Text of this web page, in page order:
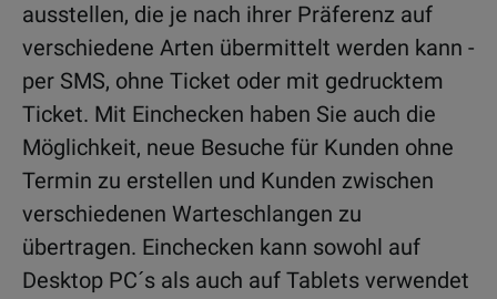
ausstellen, die je nach ihrer Präferenz auf
verschiedene Arten übermittelt werden kann -
per SMS, ohne Ticket oder mit gedrucktem
Ticket. Mit Einchecken haben Sie auch die
Möglichkeit, neue Besuche für Kunden ohne
Termin zu erstellen und Kunden zwischen
verschiedenen Warteschlangen zu
übertragen. Einchecken kann sowohl auf
Desktop PC´s als auch auf Tablets verwendet